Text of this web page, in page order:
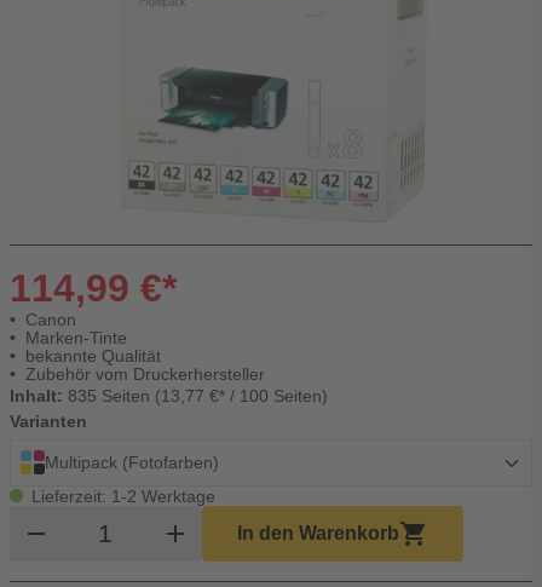
114,99 €*
Canon
Marken-Tinte
bekannte Qualität
Zubehör vom Druckerhersteller
Inhalt: 835 Seiten (13,77 €* / 100 Seiten)
Varianten
Multipack (Fotofarben)
Lieferzeit: 1-2 Werktage
remove Produkt Warenkorb Menge
add In den Warenkorbshopping_cart